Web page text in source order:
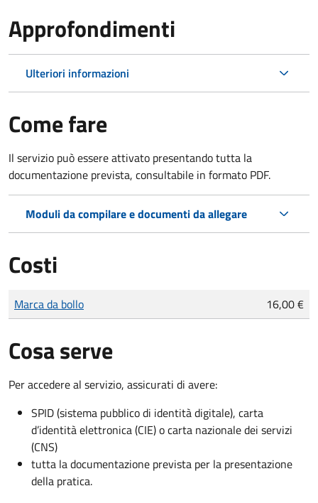
Approfondimenti
Ulteriori informazioni
Come fare
Il servizio può essere attivato presentando tutta la
documentazione prevista, consultabile in formato PDF.
Moduli da compilare e documenti da allegare
Costi
Tipo di pagamento
Importo
Marca da bollo 16,00 €
Cosa serve
Per accedere al servizio, assicurati di avere:
SPID (sistema pubblico di identità digitale), carta
d’identità elettronica (CIE) o carta nazionale dei servizi
(CNS)
tutta la documentazione prevista per la presentazione
della pratica.